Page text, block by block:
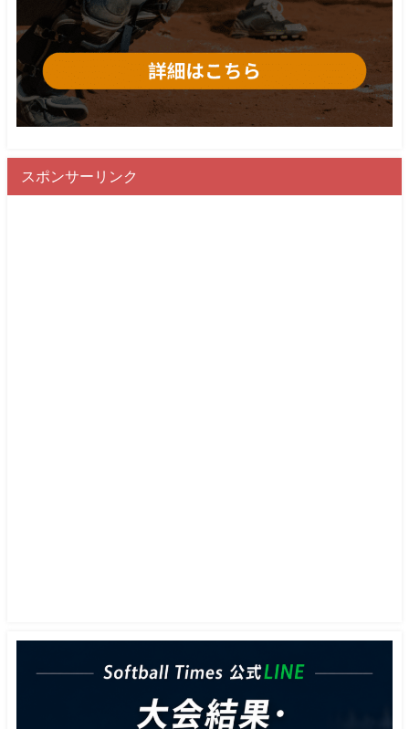
スポンサーリンク